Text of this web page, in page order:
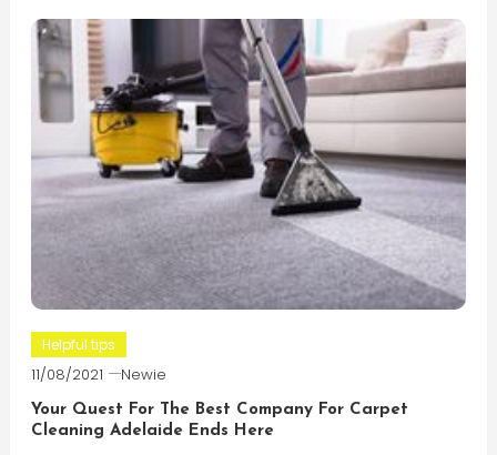
Helpful tips
11/08/2021 Newie
Your Quest For The Best Company For Carpet
Cleaning Adelaide Ends Here